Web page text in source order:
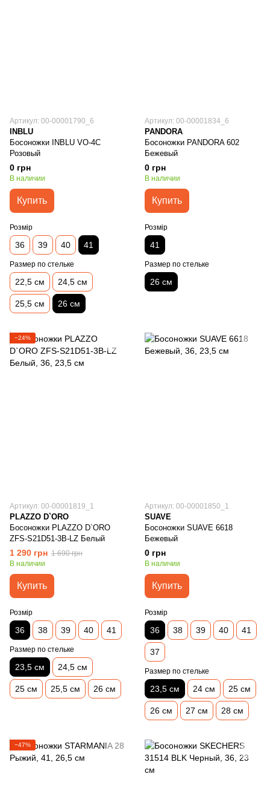
Артикул: 00-00001790_6
INBLU
Босоножки INBLU VO-4C
Розовый
0 грн
В наличии
Купить
Розмір
36 39 40 41
Размер по стельке
22,5 см 24,5 см
25,5 см 26 см
Артикул: 00-00001834_6
PANDORA
Босоножки PANDORA 602
Бежевый
0 грн
В наличии
Купить
Розмір
41
Размер по стельке
26 см
−24%
Артикул: 00-00001819_1
PLAZZO D`ORO
Босоножки PLAZZO D`ORO
ZFS-S21D51-3B-LZ Белый
1 290 грн 1 690 грн
В наличии
Купить
Розмір
36 38 39 40 41
Размер по стельке
23,5 см 24,5 см
25 см 25,5 см 26 см
Артикул: 00-00001850_1
SUAVE
Босоножки SUAVE 6618
Бежевый
0 грн
В наличии
Купить
Розмір
36 38 39 40 41
37
Размер по стельке
23,5 см 24 см 25 см
26 см 27 см 28 см
−47%